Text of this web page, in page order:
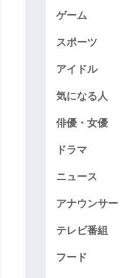
ゲーム
スポーツ
アイドル
気になる人
俳優・女優
ドラマ
ニュース
アナウンサー
テレビ番組
フード